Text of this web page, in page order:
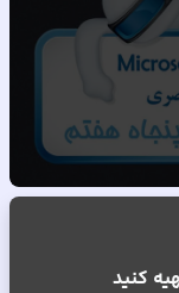
کنید